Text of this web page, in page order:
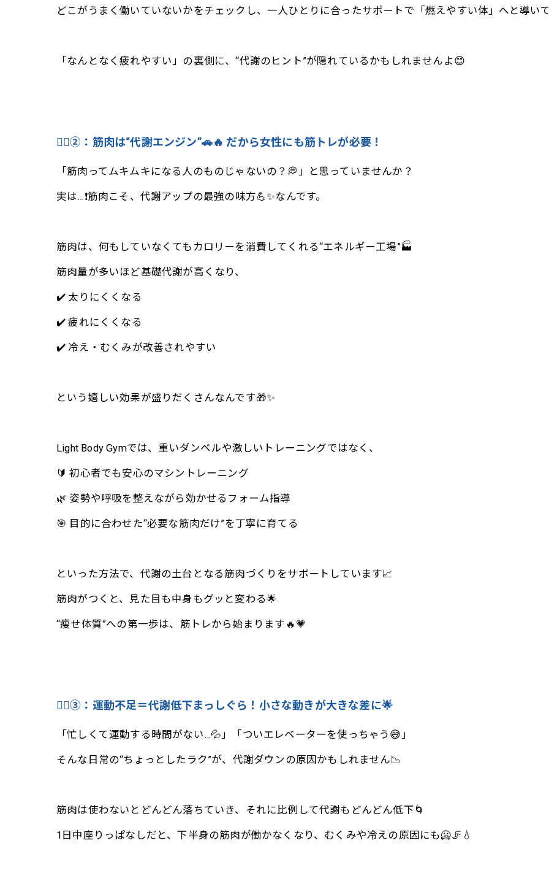
どこがうまく働いていないかをチェックし、一人ひとりに合ったサポートで「燃えやすい体」へと導い
「なんとなく疲れやすい」の裏側に、“代謝のヒント”が隠れているかもしれませんよ😊
🧘‍♀️②：筋肉は“代謝エンジン”🚗🔥 だから女性にも筋トレが必要！
「筋肉ってムキムキになる人のものじゃないの？💭」と思っていませんか？
実は…❗️筋肉こそ、代謝アップの最強の味方💪✨なんです。
筋肉は、何もしていなくてもカロリーを消費してくれる“エネルギー工場”🏭
筋肉量が多いほど基礎代謝が高くなり、
✔️ 太りにくくなる
✔️ 疲れにくくなる
✔️ 冷え・むくみが改善されやすい
という嬉しい効果が盛りだくさんなんです🎁✨
Light Body Gymでは、重いダンベルや激しいトレーニングではなく、
🔰 初心者でも安心のマシントレーニング
🌿 姿勢や呼吸を整えながら効かせるフォーム指導
🎯 目的に合わせた“必要な筋肉だけ”を丁寧に育てる
といった方法で、代謝の土台となる筋肉づくりをサポートしています📈
筋肉がつくと、見た目も中身もグッと変わる🌟
“痩せ体質”への第一歩は、筋トレから始まります🔥💗
🚶‍♀️③：運動不足＝代謝低下まっしぐら！小さな動きが大きな差に🌟
「忙しくて運動する時間がない…💦」「ついエレベーターを使っちゃう😅」
そんな日常の“ちょっとしたラク”が、代謝ダウンの原因かもしれません📉
筋肉は使わないとどんどん落ちていき、それに比例して代謝もどんどん低下🌀
1日中座りっぱなしだと、下半身の筋肉が働かなくなり、むくみや冷えの原因にも🥶🦵💧